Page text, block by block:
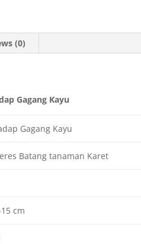
(0)
Gagang Kayu
Gagang Kayu
Batang tanaman Karet
cm